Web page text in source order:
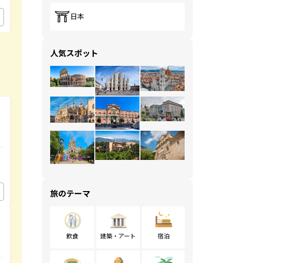
日本
人気スポット
旅のテーマ
飲食 建築・アート 宿泊